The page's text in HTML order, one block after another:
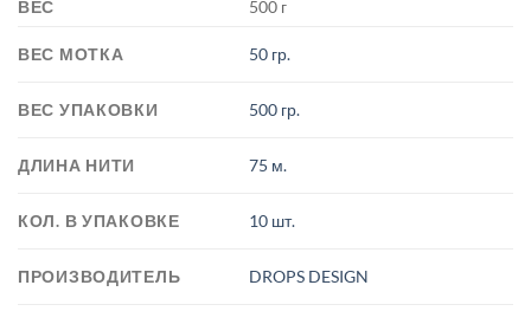
ВЕС 500 г
ВЕС МОТКА 50 гр.
ВЕС УПАКОВКИ 500 гр.
ДЛИНА НИТИ 75 м.
КОЛ. В УПАКОВКЕ 10 шт.
ПРОИЗВОДИТЕЛЬ DROPS DESIGN